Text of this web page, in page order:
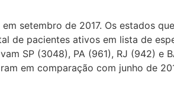
setembro de 2017. Os estados
de pacientes ativos em lista de
SP (3048), PA (961), RJ (942) e
em comparação com junho de